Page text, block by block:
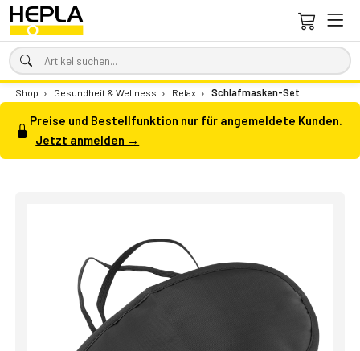
Shop › Gesundheit & Wellness › Relax › Schlafmasken-Set
Preise und Bestellfunktion nur für angemeldete Kunden.
Jetzt anmelden →